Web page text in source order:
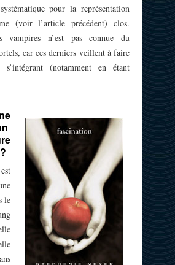
pour la représentation
(voir l’article précédent) clos.
vampires n’est pas connue du
car ces derniers veillent à faire
(notamment en étant
le